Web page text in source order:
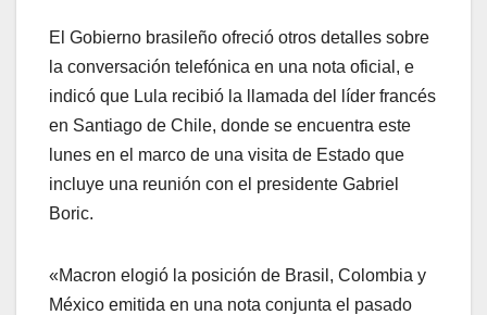
El Gobierno brasileño ofreció otros detalles sobre
la conversación telefónica en una nota oficial, e
indicó que Lula recibió la llamada del líder francés
en Santiago de Chile, donde se encuentra este
lunes en el marco de una visita de Estado que
incluye una reunión con el presidente Gabriel
Boric.
«Macron elogió la posición de Brasil, Colombia y
México emitida en una nota conjunta el pasado